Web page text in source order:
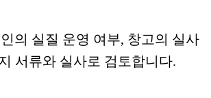
의 실질 운영 여부, 창고의 실사
서류와 실사로 검토합니다.